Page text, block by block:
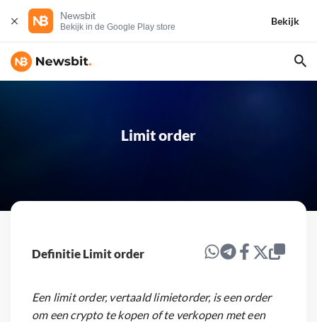
Newsbit
Bekijk in de Google Play store
Bekijk
Limit order
Definitie Limit order
Een limit order, vertaald limietorder, is een order
om een crypto te kopen of te verkopen met een